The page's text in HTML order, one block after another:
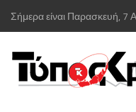
Σήμερα είναι Παρασκευή, 7